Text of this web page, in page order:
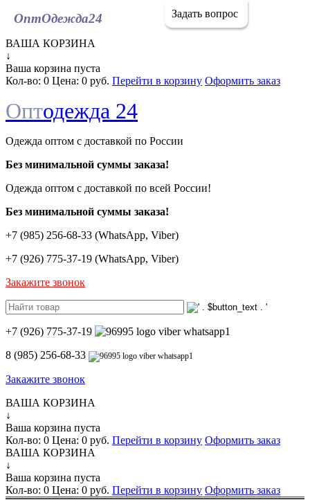
ОптОдежда24
ВАША КОРЗИНА
↓
Ваша корзина пуста
Кол-во: 0 Цена: 0 руб. Перейти в корзину Оформить заказ
Оптодежда 24
Одежда оптом с доставкой по России
Без минимальной суммы заказа!
Одежда оптом c доставкой по всей России!
Без минимальной суммы заказа!
+7 (985) 256-68-33 (WhatsApp, Viber)
+7 (926) 775-37-19 (WhatsApp, Viber)
Закажите звонок
+7 (926) 775-37-19
8 (985) 256-68-33
Закажите звонок
ВАША КОРЗИНА
↓
Ваша корзина пуста
Кол-во: 0 Цена: 0 руб. Перейти в корзину Оформить заказ
ВАША КОРЗИНА
↓
Ваша корзина пуста
Кол-во: 0 Цена: 0 руб. Перейти в корзину Оформить заказ
Задать вопрос